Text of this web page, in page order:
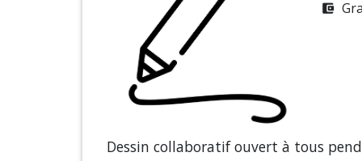
account_balance_wallet
Dessin collaboratif ouvert à tous